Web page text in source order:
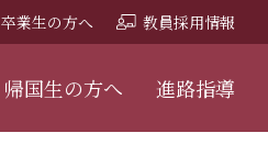
卒業生の方へ 教員採用情報
帰国生の方へ 進路指導